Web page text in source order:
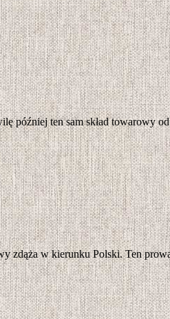
później ten sam skład towarowy
zdąża w kierunku Polski. Ten